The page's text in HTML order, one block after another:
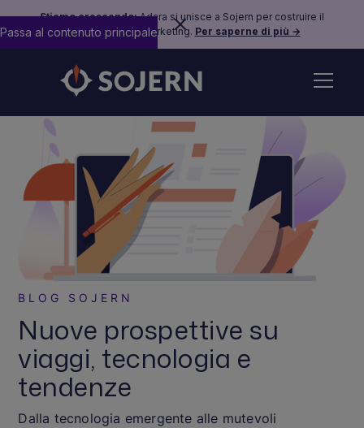
Stiamo crescendo:Adara si unisce a Sojern per costruire il
futuro del travel marketing. Per saperne di più →
Passa al contenuto principale
BLOG SOJERN
Nuove prospettive su
viaggi, tecnologia e
tendenze
Dalla tecnologia emergente alle mutevoli